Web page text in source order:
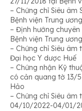
– Chứng chỉ Siêu âm
Bệnh viện Trung
– Định hướng
Bệnh viện Trung
– Chứng chỉ Siêu
Đại học Y dược Huế
– Chứng nhận Kỹ
có cản quang tờ 13/
Hảo
– Chứng chỉ Siêu
04/10/2022-04/01/